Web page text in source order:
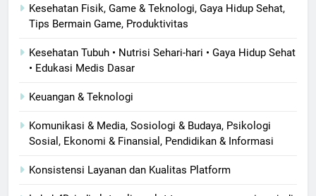
Kesehatan Fisik, Game & Teknologi, Gaya Hidup Sehat,
Tips Bermain Game, Produktivitas
Kesehatan Tubuh • Nutrisi Sehari-hari • Gaya Hidup Sehat
• Edukasi Medis Dasar
Keuangan & Teknologi
Komunikasi & Media, Sosiologi & Budaya, Psikologi
Sosial, Ekonomi & Finansial, Pendidikan & Informasi
Konsistensi Layanan dan Kualitas Platform